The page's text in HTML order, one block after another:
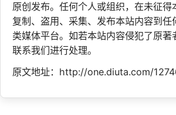
原创发布。任何个人或组织，在未征得
复制、盗用、采集、发布本站内容到任
类媒体平台。如若本站内容侵犯了原著
联系我们进行处理。
原文地址：http://one.diuta.com/